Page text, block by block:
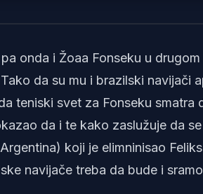
onda i Žoaa Fonseku u
da su mu i brazilski navijači
teniski svet za Fonseku smatra
da i te kako zaslužuje da
koji je elimninisao
navijače treba da bude i